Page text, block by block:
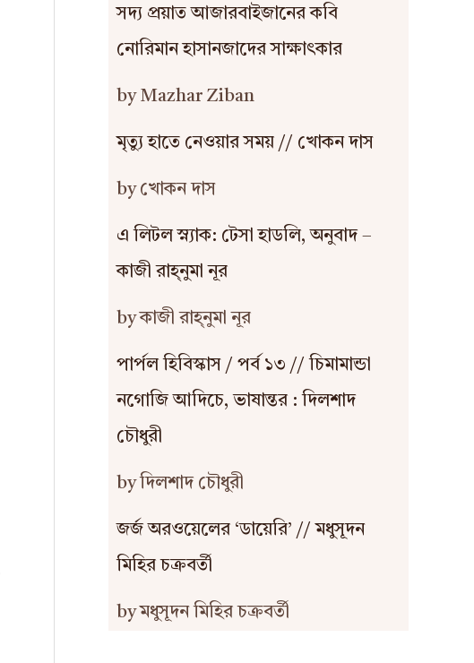
সদ্য প্রয়াত আজারবাইজানের কবি
নোরিমান হাসানজাদের সাক্ষাৎকার
by Mazhar Ziban
মৃত্যু হাতে নেওয়ার সময় // খোকন দাস
by খোকন দাস
এ লিটল স্ন্যাক: টেসা হাডলি, অনুবাদ –
কাজী রাহ্‌নুমা নূর
by কাজী রাহ্‌নুমা নূর
পার্পল হিবিস্কাস / পর্ব ১৩ // চিমামান্ডা
নগোজি আদিচে, ভাষান্তর : দিলশাদ
চৌধুরী
by দিলশাদ চৌধুরী
জর্জ অরওয়েলের ‘ডায়েরি’ // মধুসূদন
মিহির চক্রবর্তী
by মধুসূদন মিহির চক্রবর্তী